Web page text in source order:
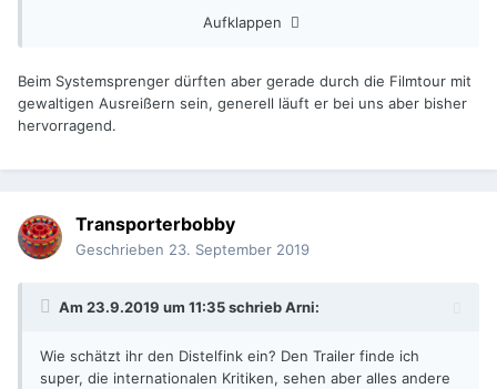
Aufklappen
Beim Systemsprenger dürften aber gerade durch die Filmtour mit
gewaltigen Ausreißern sein, generell läuft er bei uns aber bisher
hervorragend.
Transporterbobby
Geschrieben 23. September 2019
Am 23.9.2019 um 11:35 schriebArni:
Wie schätzt ihr den Distelfink ein? Den Trailer finde ich
super, die internationalen Kritiken, sehen aber alles andere